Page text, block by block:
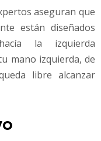
aseguran que
están diseñados
la izquierda
mano izquierda, de
libre alcanzar